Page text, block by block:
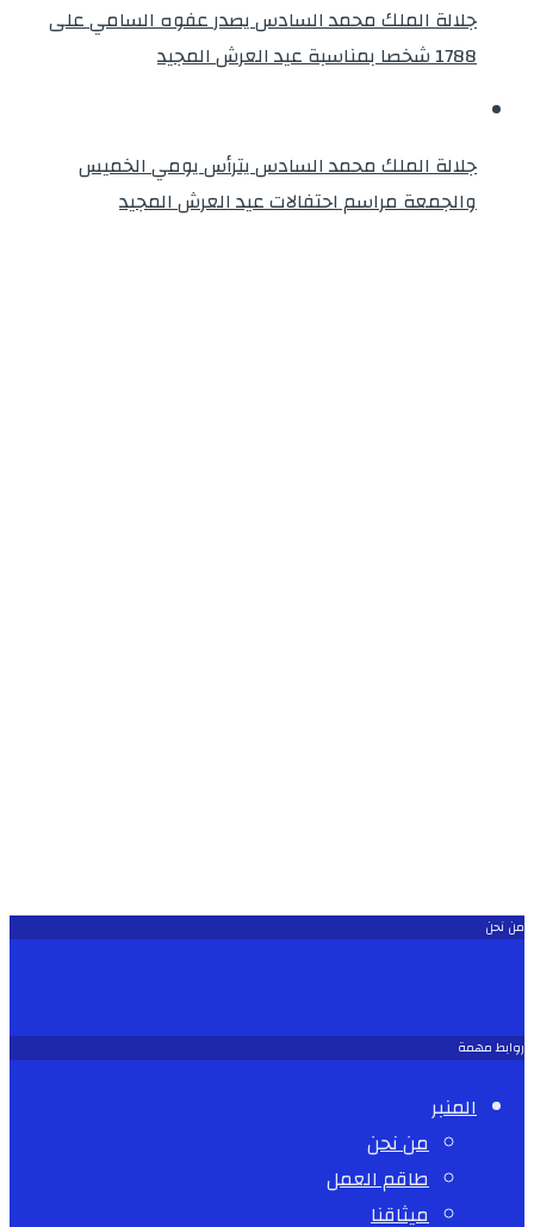
جلالة الملك محمد السادس يصدر عفوه السامي على
1788 شخصا بمناسبة عيد العرش المجيد
جلالة الملك محمد السادس يترأس يومي الخميس
والجمعة مراسم احتفالات عيد العرش المجيد
من نحن
روابط مهمة
المنبر
من نحن
طاقم العمل
ميثاقنا